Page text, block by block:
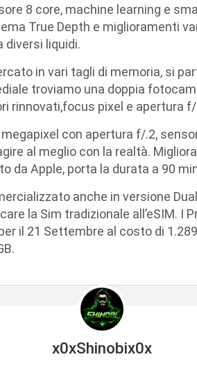
8 core, machine learning e
True Depth e miglioramenti
diversi liquidi.
in vari tagli di memoria, si
troviamo una doppia
rinnovati,focus pixel e apertura f/
con apertura f/.2,
al meglio con la realtà.
da Apple, porta la durata a 90
anche in versione
la Sim tradizionale all’eSIM. I
il 21 Settembre al costo di
x0xShinobix0x